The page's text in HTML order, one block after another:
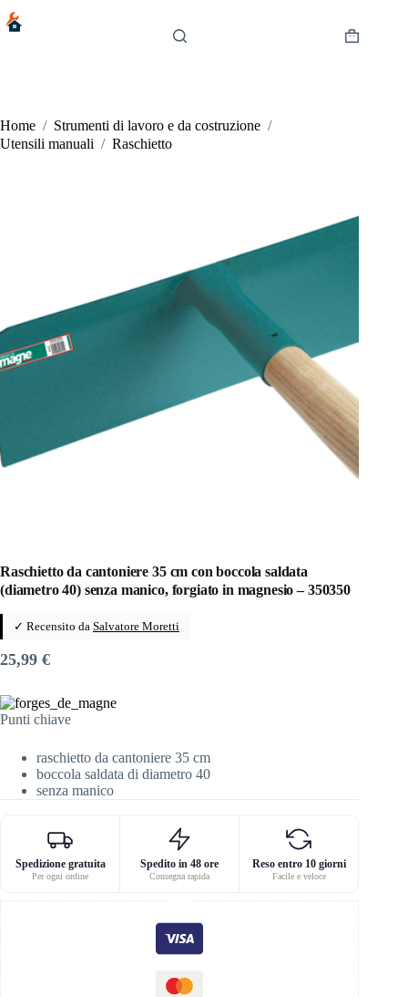
al
Carrello
Home / Strumenti di lavoro e da costruzione /
Utensili manuali / Raschietto
Raschietto da cantoniere 35 cm con boccola saldata
(diametro 40) senza manico, forgiato in magnesio – 350350
✓ Recensito da Salvatore Moretti
25,99 €
Punti chiave
raschietto da cantoniere 35 cm
boccola saldata di diametro 40
senza manico
Spedizione gratuita
Per ogni ordine
Spedito in 48 ore
Consegna rapida
Reso entro 10 giorni
Facile e veloce